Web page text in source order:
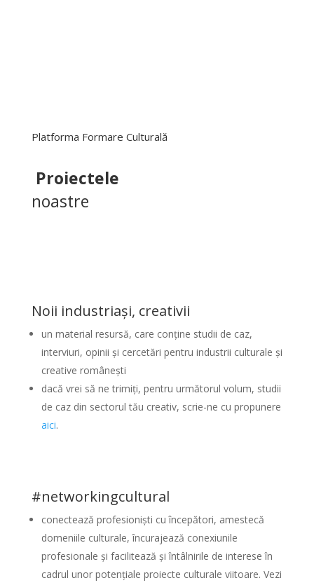
Platforma Formare Culturală
Proiectele
noastre
Noii industriași, creativii
un material resursă, care conține studii de caz,
interviuri, opinii și cercetări pentru industrii culturale și
creative românești
dacă vrei să ne trimiți, pentru următorul volum, studii
de caz din sectorul tău creativ, scrie-ne cu propunere
aici.
#networkingcultural
conectează profesioniști cu începători, amestecă
domeniile culturale, încurajează conexiunile
profesionale și facilitează și întâlnirile de interese în
cadrul unor potențiale proiecte culturale viitoare. Vezi